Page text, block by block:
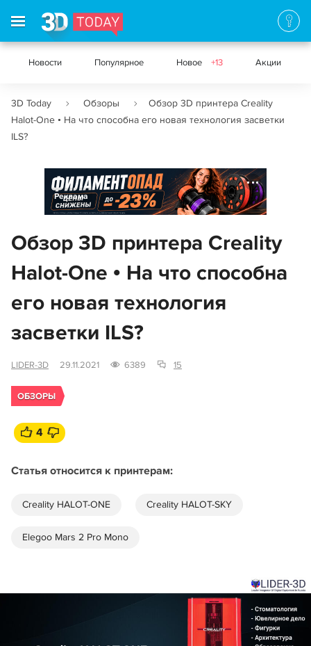
Новости Популярное Новое +13 Акции
3D Today Обзоры
Обзор 3D принтера Creality
Halot-One • На что способна его новая технология засветки
ILS?
Реклама
Обзор 3D принтера Creality
Halot-One • На что способна
его новая технология
засветки ILS?
LIDER-3D 29.11.2021 6389 15
ОБЗОРЫ
4
Статья относится к принтерам:
Creality HALOT-ONE Creality HALOT-SKY
Elegoo Mars 2 Pro Mono